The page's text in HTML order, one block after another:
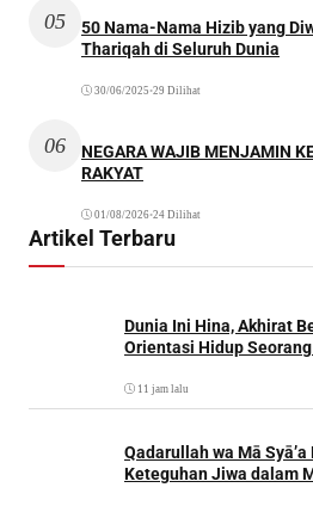
05
50 Nama-Nama Hizib yang
Thariqah di Seluruh Dunia
30/06/2025 •29 Dilihat
06
NEGARA WAJIB MENJAMIN
RAKYAT
01/08/2026•24 Dilihat
Artikel Terbaru
Dunia Ini Hina, Akhirat
Orientasi Hidup
11 jam lalu
Qadarullah wa Mā
Keteguhan Jiwa dalam